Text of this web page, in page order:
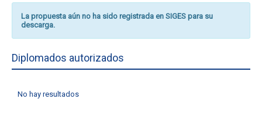
La propuesta aún no ha sido registrada en SIGES para su
descarga.
Diplomados autorizados
No hay resultados